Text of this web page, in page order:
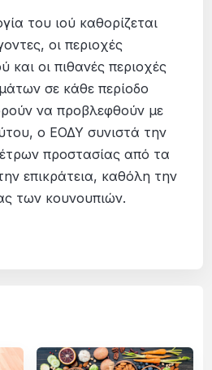
του ιού καθορίζεται
οι περιοχές
και οι πιθανές περιοχές
σε κάθε περίοδο
να προβλεφθούν με
ο ΕΟΔΥ συνιστά την
προστασίας από τα
επικράτεια, καθόλη την
των κουνουπιών.